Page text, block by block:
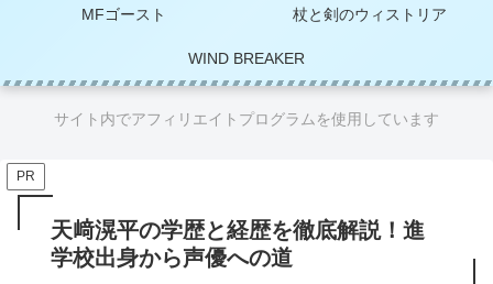
MFゴースト 杖と剣のウィストリア
WIND BREAKER
サイト内でアフィリエイトプログラムを使用しています
PR
天﨑滉平の学歴と経歴を徹底解説！進
学校出身から声優への道